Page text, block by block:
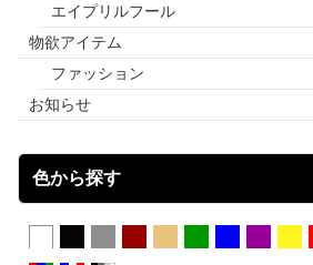
エイプリルフール
物欲アイテム
ファッション
お知らせ
色から探す